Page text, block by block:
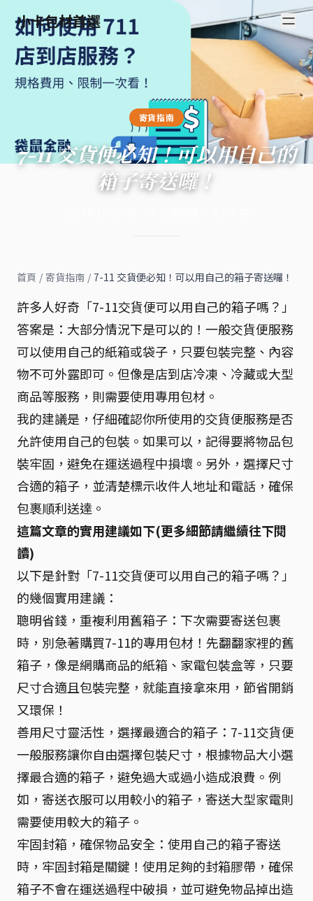
小卡包材首選
寄貨指南
7-11 交貨便必知！可以用自己的
箱子寄送囉！
首頁 / 寄貨指南 / 7-11 交貨便必知！可以用自己的箱子寄送囉！
許多人好奇「7-11交貨便可以用自己的箱子嗎？」
答案是：大部分情況下是可以的！一般交貨便服務
可以使用自己的紙箱或袋子，只要包裝完整、內容
物不可外露即可。但像是店到店冷凍、冷藏或大型
商品等服務，則需要使用專用包材。
我的建議是，仔細確認你所使用的交貨便服務是否
允許使用自己的包裝。如果可以，記得要將物品包
裝牢固，避免在運送過程中損壞。另外，選擇尺寸
合適的箱子，並清楚標示收件人地址和電話，確保
包裹順利送達。
這篇文章的實用建議如下(更多細節請繼續往下閱
讀)
以下是針對「7-11交貨便可以用自己的箱子嗎？」
的幾個實用建議：
聰明省錢，重複利用舊箱子：下次需要寄送包裹
時，別急著購買7-11的專用包材！先翻翻家裡的舊
箱子，像是網購商品的紙箱、家電包裝盒等，只要
尺寸合適且包裝完整，就能直接拿來用，節省開銷
又環保！
善用尺寸靈活性，選擇最適合的箱子：7-11交貨便
一般服務讓你自由選擇包裝尺寸，根據物品大小選
擇最合適的箱子，避免過大或過小造成浪費。例
如，寄送衣服可以用較小的箱子，寄送大型家電則
需要使用較大的箱子。
牢固封箱，確保物品安全：使用自己的箱子寄送
時，牢固封箱是關鍵！使用足夠的封箱膠帶，確保
箱子不會在運送過程中破損，並可避免物品掉出造